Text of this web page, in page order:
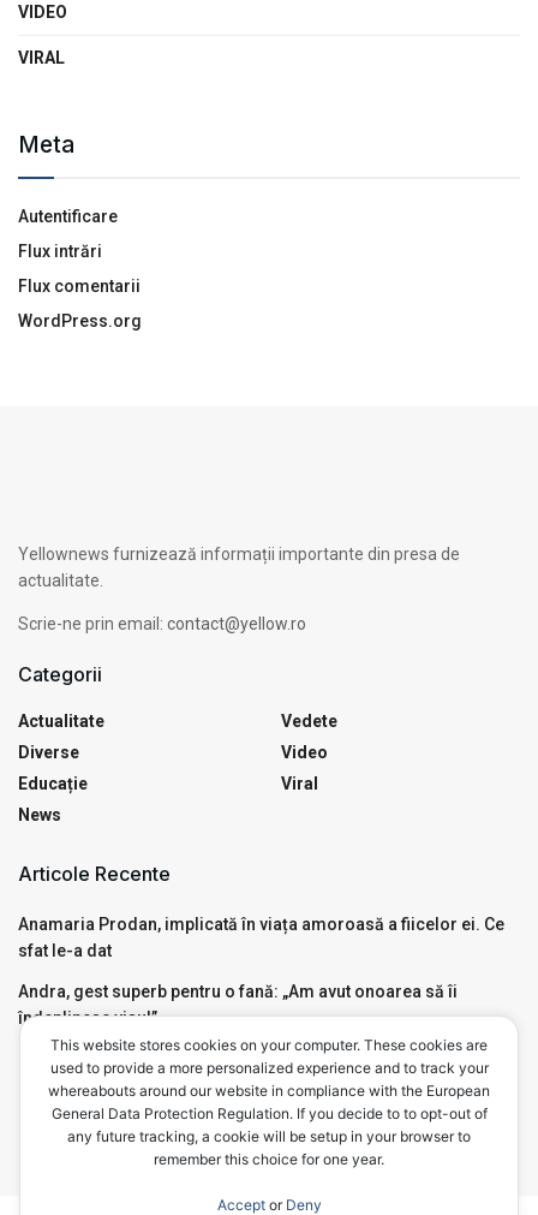
VIDEO
VIRAL
Meta
Autentificare
Flux intrări
Flux comentarii
WordPress.org
Yellownews furnizează informații importante din presa de
actualitate.
Scrie-ne prin email: contact@yellow.ro
Categorii
Actualitate
Diverse
Educație
News
Vedete
Video
Viral
Articole Recente
Anamaria Prodan, implicată în viața amoroasă a fiicelor ei. Ce
sfat le-a dat
Andra, gest superb pentru o fană: „Am avut onoarea să îi
îndeplinesc visul”
Motivul pentru care Mircea Badea a avut nevoie de Ambulanță,
live, în emisiunea de la Antena 3. Ce a pățit
This website stores cookies on your computer. These cookies are
used to provide a more personalized experience and to track your
whereabouts around our website in compliance with the European
General Data Protection Regulation. If you decide to to opt-out of
any future tracking, a cookie will be setup in your browser to
remember this choice for one year.
Acceptor Deny